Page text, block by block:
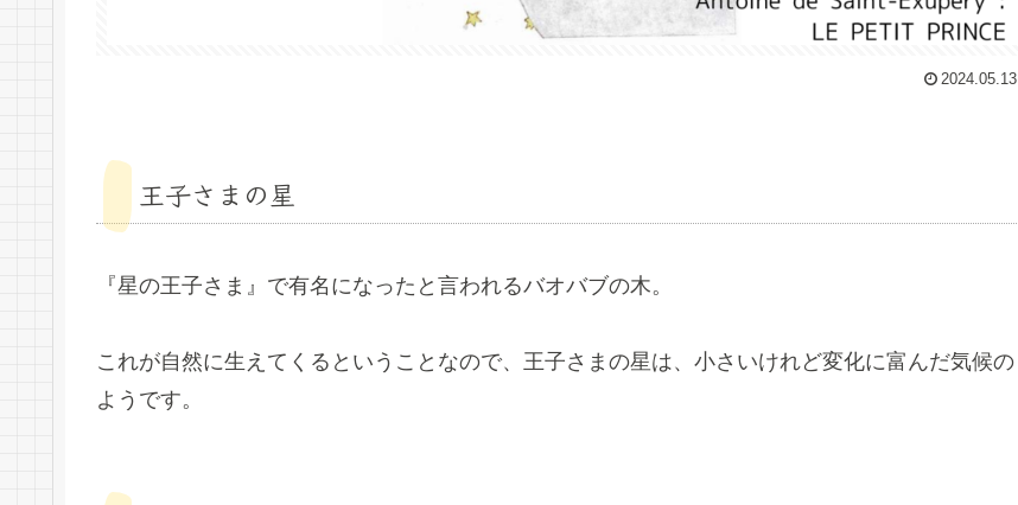
2024.05.13
王子さまの星
『星の王子さま』で有名になったと言われるバオバブの木。
これが自然に生えてくるということなので、王子さまの星は、小さいけれど変化に富んだ気候の
ようです。